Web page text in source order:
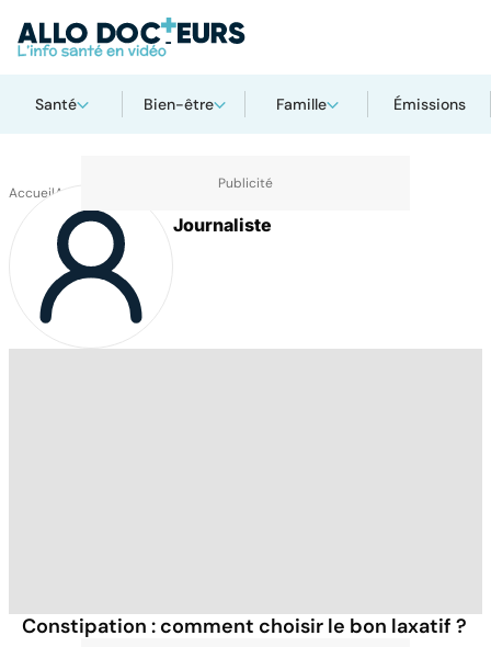
Santé Bien-être Famille Émissions
AccueilAuteurs
Journaliste
Constipation : comment choisir le bon laxatif ?